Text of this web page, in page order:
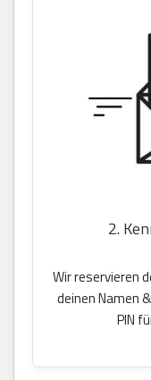
2.
Wir reservieren
deinen Namen
PIN